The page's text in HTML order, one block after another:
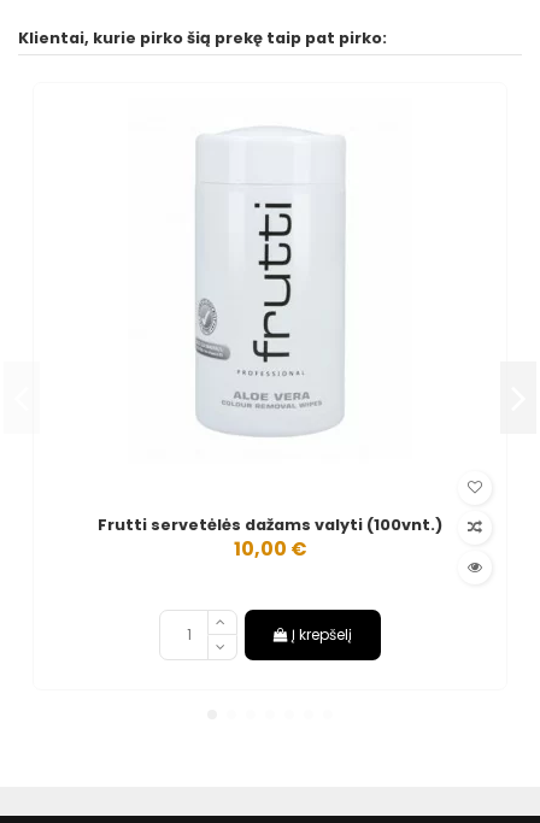
Klientai, kurie pirko šią prekę taip pat pirko:
Frutti servetėlės dažams valyti (100vnt.)
10,00 €
Į krepšelį